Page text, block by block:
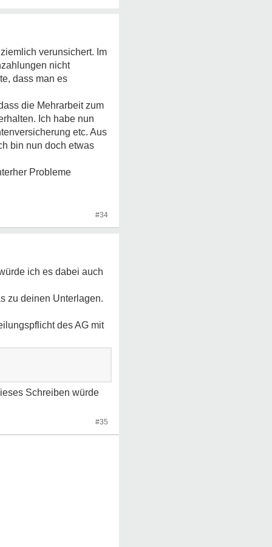
verunsichert. Im
nicht
dass man es
die Mehrarbeit zum
Ich habe nun
etc. Aus
bin nun doch etwas
Probleme
#34
ich es dabei auch
zu deinen Unterlagen.
des AG mit
Schreiben würde
#35